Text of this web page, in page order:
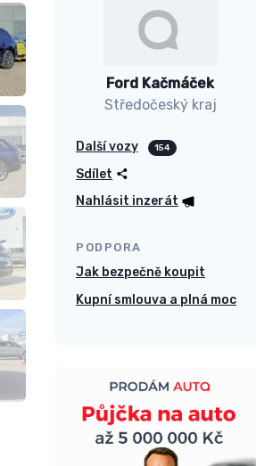
Ford Kačmáček
Středočeský kraj
Další vozy 154
Sdílet
Nahlásit inzerát
PODPORA
Jak bezpečně koupit
Kupní smlouva a plná moc